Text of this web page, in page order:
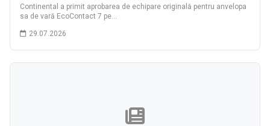
Continental a primit aprobarea de echipare originală pentru anvelopa
sa de vară EcoContact 7 pe…
29.07.2026